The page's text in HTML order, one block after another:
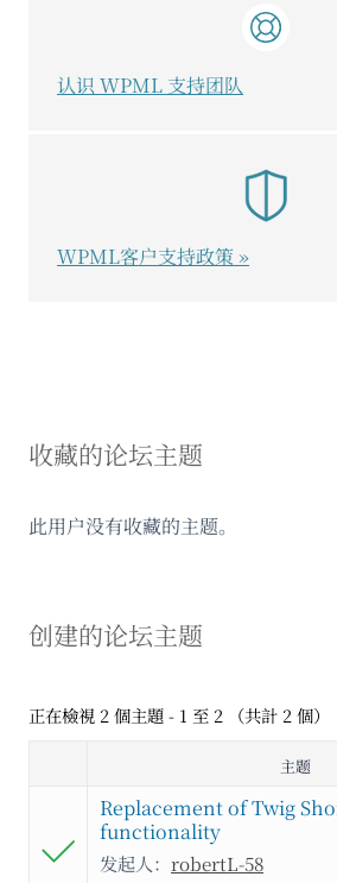
收藏的论坛主题
此用户没有收藏的主题。
创建的论坛主题
正在檢視 2 個主題 - 1 至 2 （共計 2 個）
主题
Replacement of Twig
functionality
发起人： robertL-58
认识 WPML 支持团队
WPML客户支持政策 »